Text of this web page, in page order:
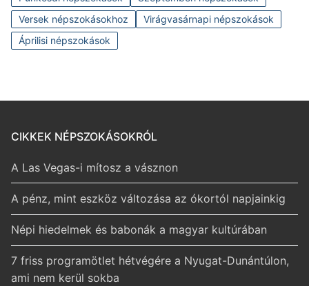
Versek népszokásokhoz
Virágvasárnapi népszokások
Áprilisi népszokások
CIKKEK NÉPSZOKÁSOKRÓL
A Las Vegas-i mítosz a vásznon
A pénz, mint eszköz változása az ókortól napjainkig
Népi hiedelmek és babonák a magyar kultúrában
7 friss programötlet hétvégére a Nyugat-Dunántúlon,
ami nem kerül sokba